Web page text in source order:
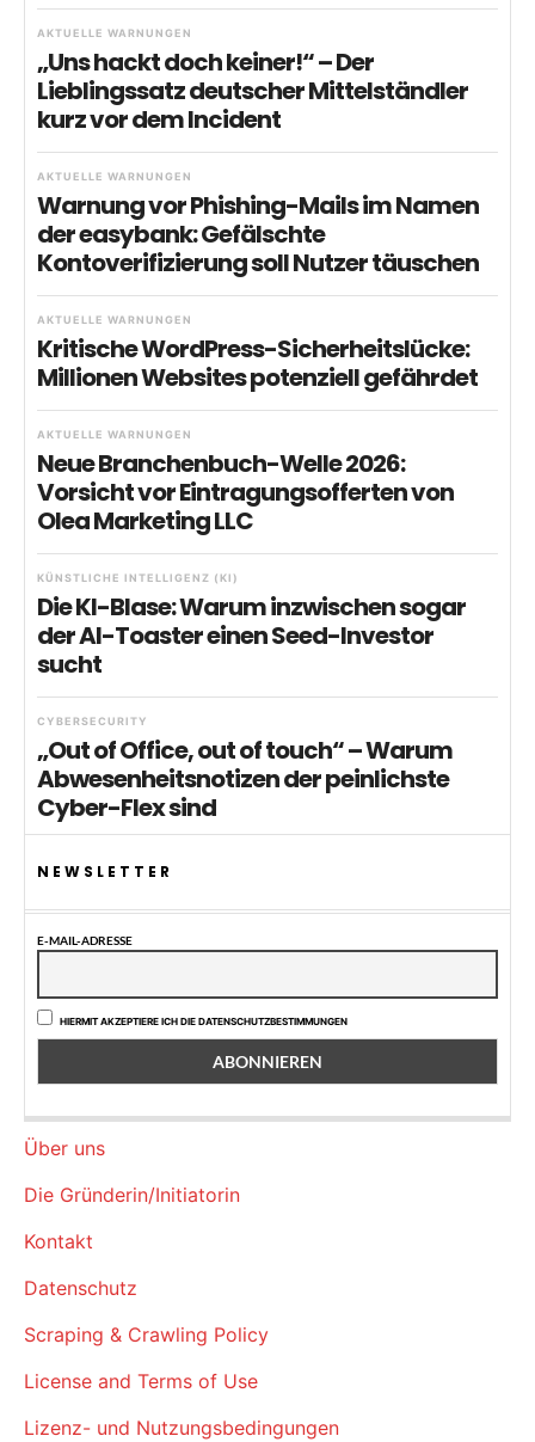
AKTUELLE WARNUNGEN
„Uns hackt doch keiner!“ – Der
Lieblingssatz deutscher Mittelständler
kurz vor dem Incident
AKTUELLE WARNUNGEN
Warnung vor Phishing-Mails im Namen
der easybank: Gefälschte
Kontoverifizierung soll Nutzer täuschen
AKTUELLE WARNUNGEN
Kritische WordPress-Sicherheitslücke:
Millionen Websites potenziell gefährdet
AKTUELLE WARNUNGEN
Neue Branchenbuch-Welle 2026:
Vorsicht vor Eintragungsofferten von
Olea Marketing LLC
KÜNSTLICHE INTELLIGENZ (KI)
Die KI-Blase: Warum inzwischen sogar
der AI-Toaster einen Seed-Investor
sucht
CYBERSECURITY
„Out of Office, out of touch“ – Warum
Abwesenheitsnotizen der peinlichste
Cyber-Flex sind
NEWSLETTER
E-MAIL-ADRESSE
HIERMIT AKZEPTIERE ICH DIE DATENSCHUTZBESTIMMUNGEN
Über uns
Die Gründerin/Initiatorin
Kontakt
Datenschutz
Scraping & Crawling Policy
License and Terms of Use
Lizenz- und Nutzungsbedingungen